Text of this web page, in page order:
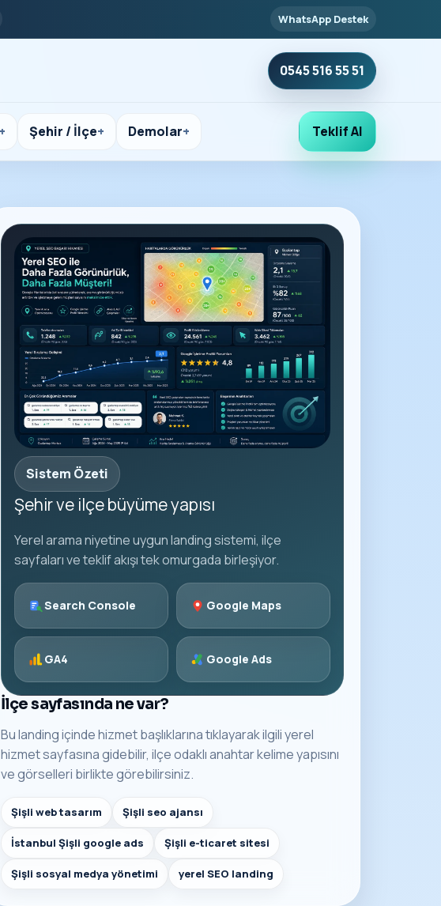
WhatsApp Destek
0545 516 55 51
Şehir / İlçe Demolar Teklif Al
Sistem Özeti
Şehir ve ilçe büyüme yapısı
Yerel arama niyetine uygun landing sistemi, ilçe
sayfaları ve teklif akışı tek omurgada birleşiyor.
Search Console Google Maps
GA4 Google Ads
İlçe sayfasında ne var?
Bu landing içinde hizmet başlıklarına tıklayarak ilgili yerel
hizmet sayfasına gidebilir, ilçe odaklı anahtar kelime yapısını
ve görselleri birlikte görebilirsiniz.
Şişli web tasarım Şişli seo ajansı
İstanbul Şişli google ads Şişli e-ticaret sitesi
Şişli sosyal medya yönetimi yerel SEO landing